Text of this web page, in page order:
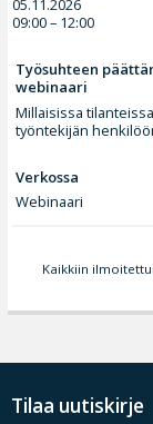
05.11.2026
09:00 – 12:00
Työsuhteen
webinaari
Millaisissa
työntekijän
Verkossa
Webinaari
Kaikkiin
Tilaa uutiskirje